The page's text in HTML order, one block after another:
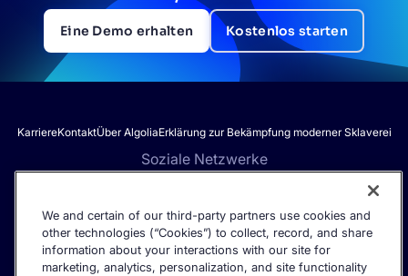
Eine Demo erhalten Kostenlos starten
KarriereKontaktÜber AlgoliaErklärung zur Bekämpfung moderner Sklaverei
Soziale Netzwerke
Erhalten Sie die neuesten Informationen zur KI-Suche – direkt in
Ihren Posteingang.
We and certain of our third-party partners use cookies and
other technologies (“Cookies”) to collect, record, and share
information about your interactions with our site for
marketing, analytics, personalization, and site functionality